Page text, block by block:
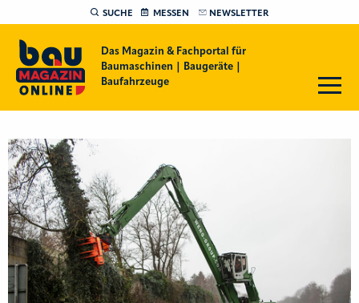
SUCHE MESSEN NEWSLETTER
Das Magazin & Fachportal für
Baumaschinen | Baugeräte |
Baufahrzeuge